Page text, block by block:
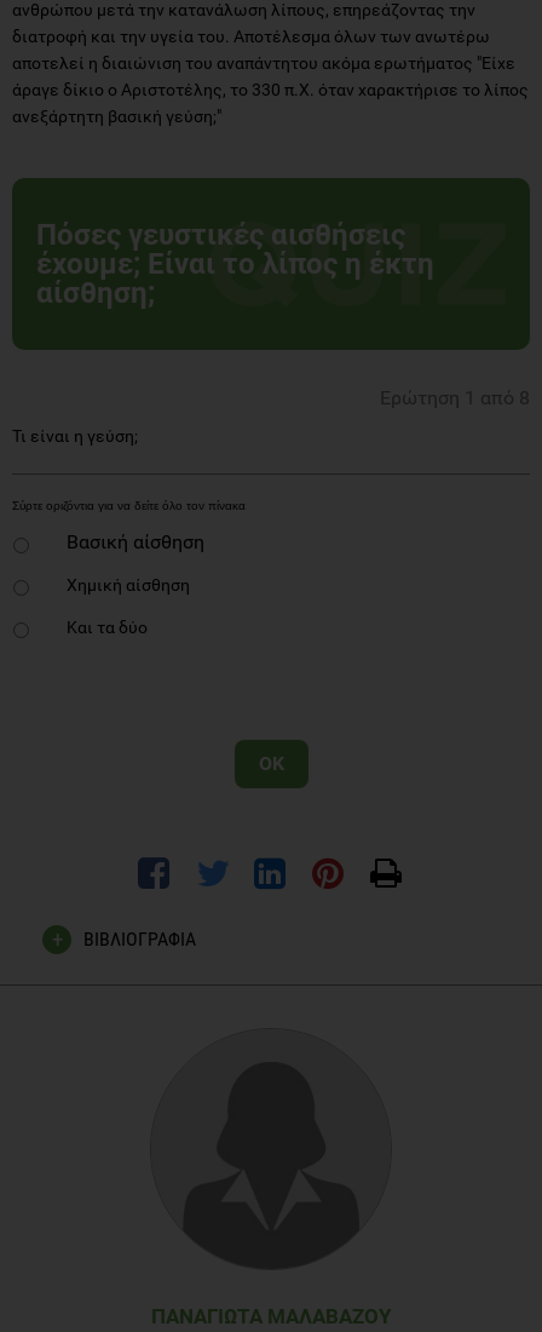
ανθρώπου μετά την κατανάλωση λίπους, επηρεάζοντας την
διατροφή και την υγεία του. Αποτέλεσμα όλων των ανωτέρω
αποτελεί η διαιώνιση του αναπάντητου ακόμα ερωτήματος "Είχε
άραγε δίκιο ο Αριστοτέλης, το 330 π.Χ. όταν χαρακτήρισε το λίπος
ανεξάρτητη βασική γεύση;"
Πόσες γευστικές αισθήσεις
έχουμε; Είναι το λίπος η έκτη
αίσθηση;
Ερώτηση 1 από 8
Τι είναι η γεύση;
Βασική αίσθηση
Χημική αίσθηση
Και τα δύο
OK
ΒΙΒΛΙΟΓΡΑΦΙΑ
ΠΑΝΑΓΙΏΤΑ ΜΑΛΑΒΆΖΟΥ